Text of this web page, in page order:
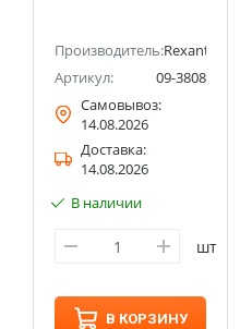
Производитель:Rexant
Артикул:
09-3808
Самовывоз:
14.08.2026
Доставка:
14.08.2026
В наличии
шт
В КОРЗИНУ